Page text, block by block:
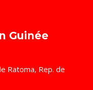
Guinée
Ratoma, Rep. de